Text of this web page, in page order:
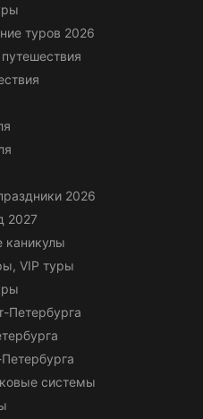
туров 2026
2026
2027
каникулы
VIP туры
Петербурга
системы